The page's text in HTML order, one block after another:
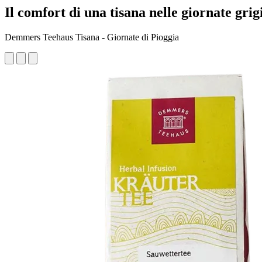
Il comfort di una tisana nelle giornate
Demmers Teehaus Tisana - Giornate di Pioggia